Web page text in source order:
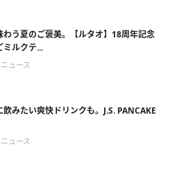
わう夏のご褒美。【ルタオ】18周年記念
ミルクテ...
ュース
飲みたい爽快ドリンクも。J.S. PANCAKE
ュース